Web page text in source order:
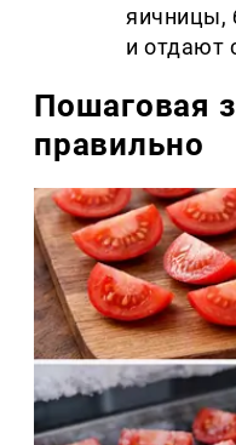
яичницы,
и отдают
Пошаговая
правильно